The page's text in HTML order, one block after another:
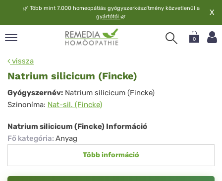
🌿 Több mint 7.000 homeopátiás gyógyszerkészítmény közvetlenül a
gyártótól 🌿 X
0
vissza
Natrium silicicum (Fincke)
Natrium
silicicum
(Fincke)
Gyógyszernév: Natrium silicicum (Fincke)
Szinoníma: Nat-sil. (Fincke)
Natrium silicicum (Fincke) Információ
Fő kategória: Anyag
Több információ